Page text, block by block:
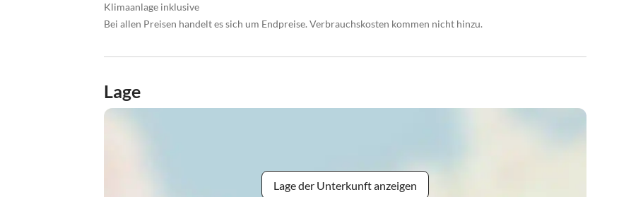
Klimaanlage inklusive
Bei allen Preisen handelt es sich um Endpreise. Verbrauchskosten kommen nicht hinzu.
Lage
Lage der Unterkunft anzeigen